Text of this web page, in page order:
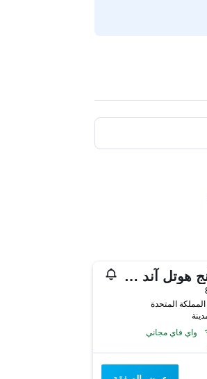
سكيتشلي جرانج هوتل آند سبا
واي فاي مجاني